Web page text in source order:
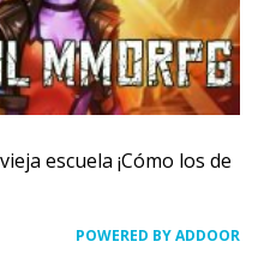
escuela ¡Cómo los de
POWERED BY ADDOOR